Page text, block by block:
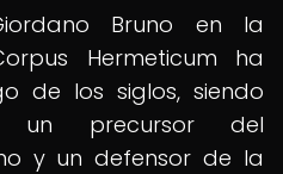
Bruno en la
Hermeticum ha
de los siglos, siendo
un precursor del
y un defensor de la